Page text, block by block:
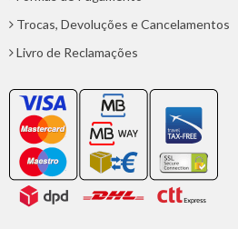
Trocas, Devoluções e Cancelamentos
Livro de Reclamações